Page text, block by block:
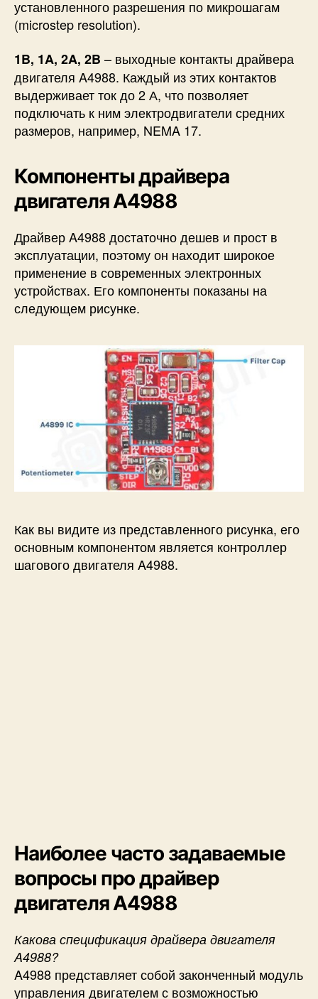
установленного разрешения по микрошагам
(microstep resolution).
1B, 1A, 2A, 2B – выходные контакты драйвера
двигателя A4988. Каждый из этих контактов
выдерживает ток до 2 А, что позволяет
подключать к ним электродвигатели средних
размеров, например, NEMA 17.
Компоненты драйвера
двигателя A4988
Драйвер A4988 достаточно дешев и прост в
эксплуатации, поэтому он находит широкое
применение в современных электронных
устройствах. Его компоненты показаны на
следующем рисунке.
Как вы видите из представленного рисунка, его
основным компонентом является контроллер
шагового двигателя A4988.
Наиболее часто задаваемые
вопросы про драйвер
двигателя A4988
Какова спецификация драйвера двигателя
A4988?
A4988 представляет собой законченный модуль
управления двигателем с возможностью